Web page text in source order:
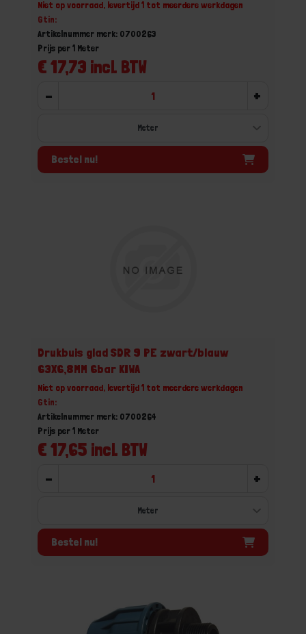
Niet op voorraad, levertijd 1 tot meerdere werkdagen
Gtin:
Artikelnummer merk: 0700263
€ 17,73 incl. BTW
Prijs per 1 Meter
- +
Bestel nu!
Drukbuis glad SDR 9 PE zwart/blauw
63X6,8MM 6bar KIWA
Niet op voorraad, levertijd 1 tot meerdere werkdagen
Gtin:
Artikelnummer merk: 0700264
€ 17,65 incl. BTW
Prijs per 1 Meter
- +
Bestel nu!